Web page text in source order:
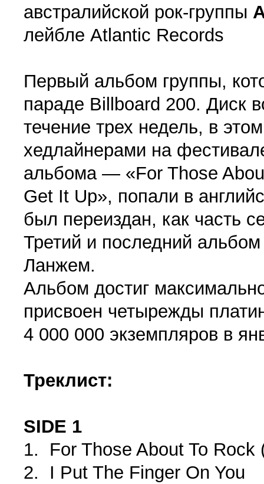
австралийской рок-группы
лейбле Atlantic Records
Первый альбом группы,
параде Billboard 200. Диск
течение трех недель, в
хедлайнерами на
альбома — «For Those
Get It Up», попали в
был переиздан, как часть
Третий и последний
Ланжем.
Альбом достиг
присвоен четырежды
4 000 000 экземпляров в
Треклист:
SIDE 1
1. For Those About To Rock
2. I Put The Finger On You